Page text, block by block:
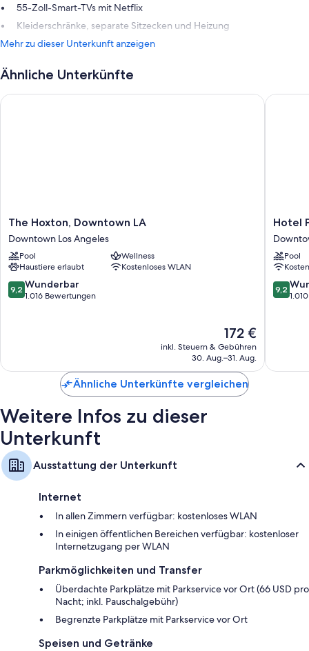
55-Zoll-Smart-TVs mit Netflix
Kleiderschränke, separate Sitzecken und Heizung
Mehr zu dieser Unterkunft anzeigen
Ähnliche Unterkünfte
The
Hoxton,
Downtown
LA
Downtown
Los
Angeles
The Hoxton, Downtown LA
Downtown Los Angeles
Pool
Wellness
Haustiere erlaubt
Kostenloses WLAN
9.2
von
9,2 Wunderbar
1.016 Bewertungen
Der
Preis
beträgt
172 €
inkl. Steuern & Gebühren
30. Aug.–31. Aug.
The Hoxton, Downtown LA
Hotel
Per
La,
Los
Hotel
Pool
9.2
von
9,2
Hotel
Ähnliche Unterkünfte vergleichen
Weitere Infos zu dieser
Unterkunft
Ausstattung der Unterkunft
Internet
In allen Zimmern verfügbar: kostenloses WLAN
In einigen öffentlichen Bereichen verfügbar: kostenloser
Internetzugang per WLAN
Parkmöglichkeiten und Transfer
Überdachte Parkplätze mit Parkservice vor Ort (66 USD pro
Nacht; inkl. Pauschalgebühr)
Begrenzte Parkplätze mit Parkservice vor Ort
Speisen und Getränke